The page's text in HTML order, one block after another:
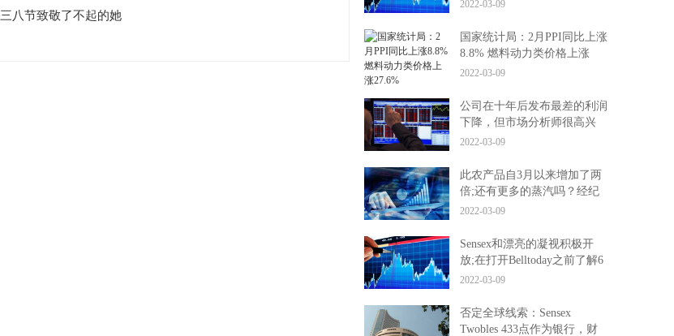
三八节致敬了不起的她
2022-03-09
国家统计局：2月PPI同比上涨
8.8% 燃料动力类价格上涨
27.6%
2022-03-09
公司在十年后发布最差的利润
下降，但市场分析师很高兴
2022-03-09
此农产品自3月以来增加了两
倍;还有更多的蒸汽吗？经纪
人告诉你是否应该
2022-03-09
Sensex和漂亮的凝视积极开
放;在打开Belltoday之前了解6
件事
2022-03-09
否定全球线索：Sensex
Twobles 433点作为银行，财